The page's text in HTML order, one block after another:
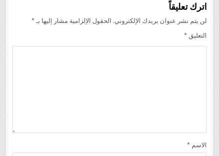
اترك تعليقاً
لن يتم نشر عنوان بريدك الإلكتروني. الحقول الإلزامية مشار إليها بـ *
التعليق *
الاسم *